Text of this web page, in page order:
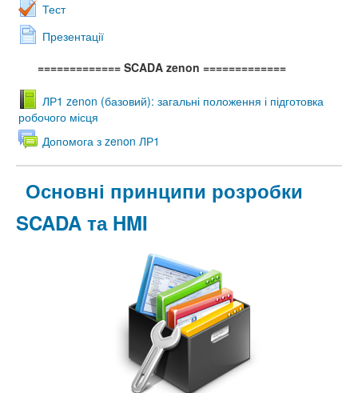
Тест
Презентації
============= SCADA zenon =============
ЛР1 zenon (базовий): загальні положення і підготовка
робочого місця
Допомога з zenon ЛР1
Основні принципи розробки
SCADA та HMI